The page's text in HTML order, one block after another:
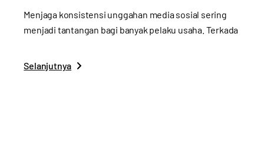
Menjaga konsistensi unggahan media sosial sering
menjadi tantangan bagi banyak pelaku usaha. Terkada
Selanjutnya